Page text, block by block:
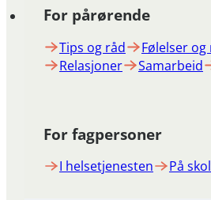
For pårørende
Tips og råd Følelser
Relasjoner
Samarbeid
For fagpersoner
I helsetjenesten På